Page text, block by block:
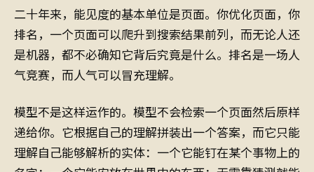
二十年来，能见度的基本单位是页面。你优化页面，你
排名，一个页面可以爬升到搜索结果前列，而无论人还
是机器，都不必确知它背后究竟是什么。排名是一场人
气竞赛，而人气可以冒充理解。
模型不是这样运作的。模型不会检索一个页面然后原样
递给你。它根据自己的理解拼装出一个答案，而它只能
理解自己能够解析的实体：一个它能钉在某个事物上的